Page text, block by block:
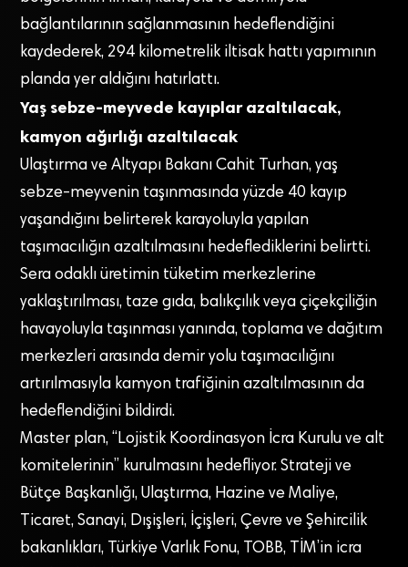
bağlantılarının sağlanmasının hedeflendiğini
kaydederek, 294 kilometrelik iltisak hattı yapımının
planda yer aldığını hatırlattı.
Yaş sebze-meyvede kayıplar azaltılacak,
kamyon ağırlığı azaltılacak
Ulaştırma ve Altyapı Bakanı Cahit Turhan, yaş
sebze-meyvenin taşınmasında yüzde 40 kayıp
yaşandığını belirterek karayoluyla yapılan
taşımacılığın azaltılmasını hedeflediklerini belirtti.
Sera odaklı üretimin tüketim merkezlerine
yaklaştırılması, taze gıda, balıkçılık veya çiçekçiliğin
havayoluyla taşınması yanında, toplama ve dağıtım
merkezleri arasında demir yolu taşımacılığını
artırılmasıyla kamyon trafiğinin azaltılmasının da
hedeflendiğini bildirdi.
Master plan, “Lojistik Koordinasyon İcra Kurulu ve alt
komitelerinin” kurulmasını hedefliyor. Strateji ve
Bütçe Başkanlığı, Ulaştırma, Hazine ve Maliye,
Ticaret, Sanayi, Dışişleri, İçişleri, Çevre ve Şehircilik
bakanlıkları, Türkiye Varlık Fonu, TOBB, TİM’in icra